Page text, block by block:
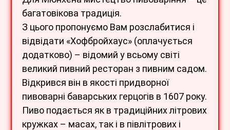
багатовікова традиція.
З цього пропонуємо Вам розслабитися і
відвідати «Хофбройхаус» (оплачується
додатково) – відомий у всьому світі
великий пивний ресторан з пивним садом.
Відкрився він в якості придворної
пивоварні баварських герцогів в 1607 року.
Пиво подається як в традиційних літрових
кружках – масах, так і в півлітрових і